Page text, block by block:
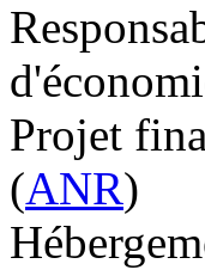
Projet
(ANR)